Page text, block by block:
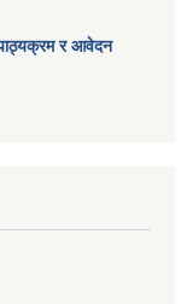
पाठ्यक्रम र आवेदन